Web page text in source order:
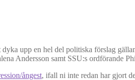
upp en hel del politiska förslag
Andersson samt SSU:s ordförande
ångest, ifall ni inte redan har gjort